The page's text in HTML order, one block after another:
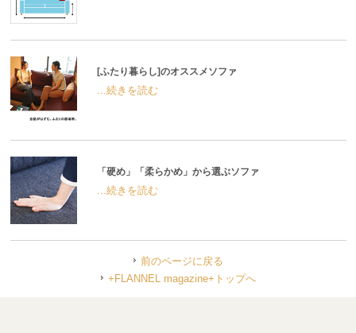
[ふたり暮らし]のオススメソファ
...続きを読む
「硬め」「柔らかめ」から選ぶソファ
...続きを読む
前のページに戻る
+FLANNEL magazine+トップへ